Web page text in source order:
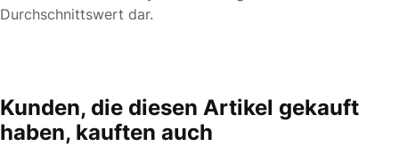
Durchschnittswert dar.
Kunden, die diesen Artikel gekauft
haben, kauften auch